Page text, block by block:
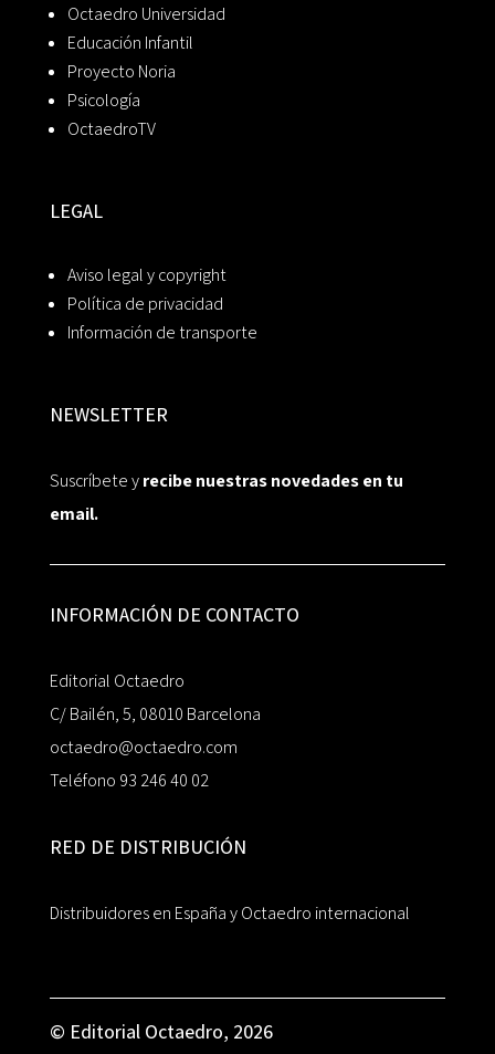
Octaedro Universidad
Educación Infantil
Proyecto Noria
Psicología
OctaedroTV
LEGAL
Aviso legal y copyright
Política de privacidad
Información de transporte
NEWSLETTER
Suscríbete yrecibe nuestras novedades en tu
email.
INFORMACIÓN DE CONTACTO
Editorial Octaedro
C/ Bailén, 5, 08010 Barcelona
octaedro@octaedro.com
Teléfono 93 246 40 02
RED DE DISTRIBUCIÓN
Distribuidores en España y Octaedro internacional
© Editorial Octaedro, 2026